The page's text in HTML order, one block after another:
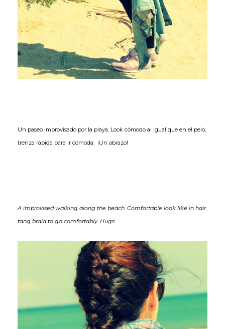
Un paseo improvisado por la playa. Look cómodo al igual que en el pelo,
trenza rápida para ir cómoda. ¡Un abrazo!
A improvised walking along the beach. Comfortable look like in hair,
tang braid to go comfortably. Hugs